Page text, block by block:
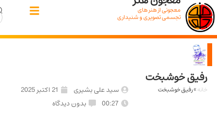
معجونی از هنر های
تجسمی تصویری و شنیداری
خوشبخت
رفیق خوشبخت سید علی بشیری
21 اکتبر 2025
00:27
بدون دیدگاه